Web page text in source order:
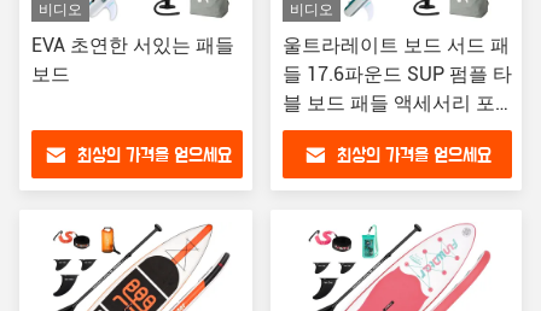
비디오
EVA 초연한 서있는 패들
보드
최상의 가격을 얻으세요
비디오
울트라레이트 보드 서드 패
들 17.6파운드 SUP 펌플 타
블 보드 패들 액세서리 포
함
최상의 가격을 얻으세요